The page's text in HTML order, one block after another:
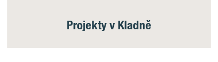
Projekty v Kladně